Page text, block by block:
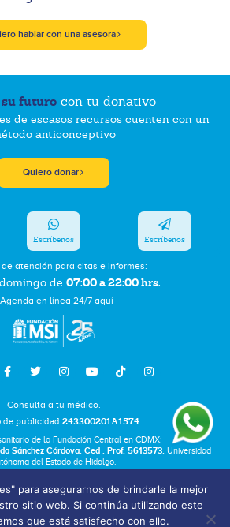
hablar con una asesora
futurocon tu donativo
de escasos recursos cuenten con un
anticonceptivo
Quiero donar
atención para citas e informes:
de 07:00 a 22:00 hrs.
Agenda en línea 24/7 aquí
Escríbenos Escríbenos
Consulta a tu médico.
de publicidad 243300201A1574
de la Fundación Central en CDMX:
Sánchez Córdova. Ced . Prof. 5613573. Universidad
del Estado de Hidalgo.
Términos y Condiciones
Bolsa de Trabajo
para asegurarnos de brindarle la mejor
sitio web. Si continúa utilizando este
que está satisfecho con ello.